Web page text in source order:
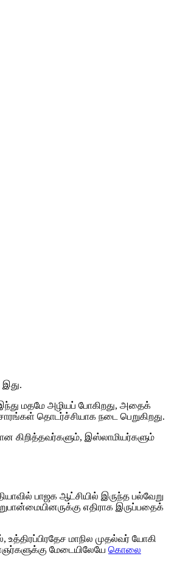
மதமே அழியப் போகிறது, அதைக்
தொடர்ச்சியாக நடை பெறுகிறது.
கிறித்தவர்களும், இஸ்லாமியர்களும்
பாஜக ஆட்சியில் இருந்த பல்வேறு
எதிராக இருப்பதைக்
மாநில முதல்வர் யோகி
மேடையிலேயே கொலை